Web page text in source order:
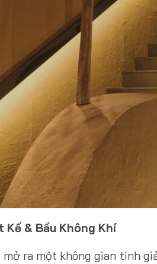
Kế & Bầu Không Khí
mở ra một không gian tinh